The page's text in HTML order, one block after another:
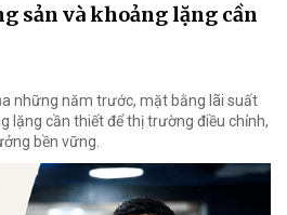
sản và khoảng lặng cần
những năm trước, mặt bằng lãi suất
lặng cần thiết để thị trường điều chỉnh,
bền vững.